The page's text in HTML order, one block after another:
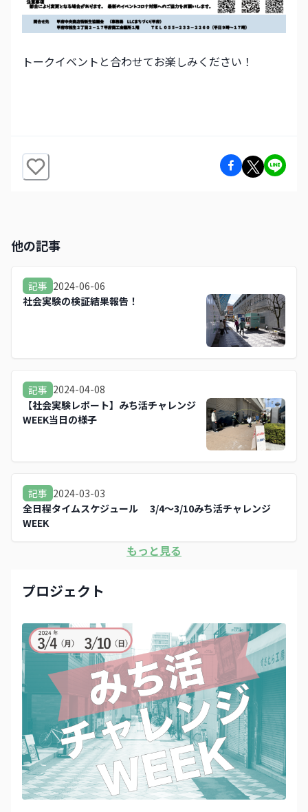
トークイベントと合わせてお楽しみください！
他の記事
記事 2024-06-06
社会実験の検証結果報告！
記事 2024-04-08
【社会実験レポート】みち活チャレンジ
WEEK当日の様子
記事 2024-03-03
全日程タイムスケジュール 3/4〜3/10みち活チャレンジ
WEEK
もっと見る
プロジェクト